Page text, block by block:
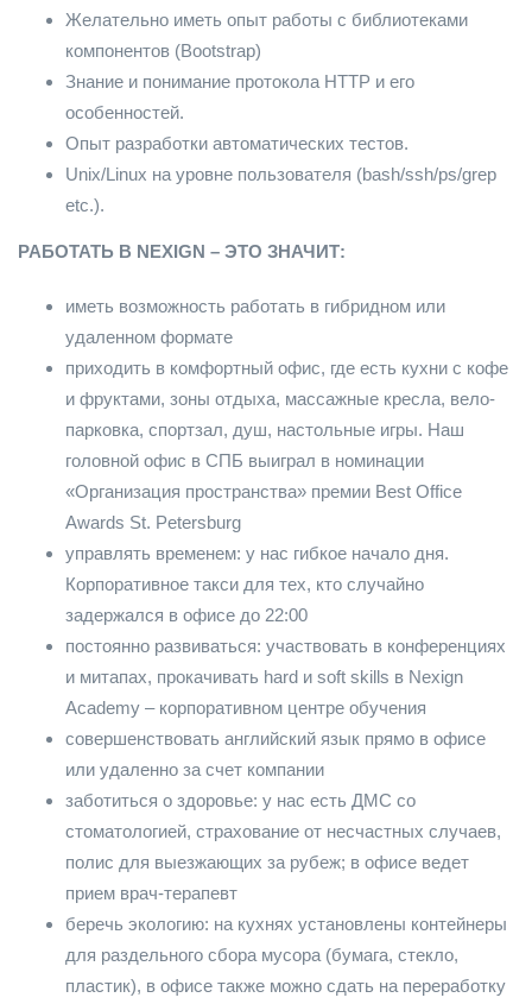
Желательно иметь опыт работы с библиотеками
компонентов (Bootstrap)
Знание и понимание протокола HTTP и его
особенностей.
Опыт разработки автоматических тестов.
Unix/Linux на уровне пользователя (bash/ssh/ps/grep
etc.).
РАБОТАТЬ В NEXIGN – ЭТО ЗНАЧИТ:
иметь возможность работать в гибридном или
удаленном формате
приходить в комфортный офис, где есть кухни с кофе
и фруктами, зоны отдыха, массажные кресла, вело-
парковка, спортзал, душ, настольные игры. Наш
головной офис в СПБ выиграл в номинации
«Организация пространства» премии Best Office
Awards St. Petersburg
управлять временем: у нас гибкое начало дня.
Корпоративное такси для тех, кто случайно
задержался в офисе до 22:00
постоянно развиваться: участвовать в конференциях
и митапах, прокачивать hard и soft skills в Nexign
Academy – корпоративном центре обучения
совершенствовать английский язык прямо в офисе
или удаленно за счет компании
заботиться о здоровье: у нас есть ДМС со
стоматологией, страхование от несчастных случаев,
полис для выезжающих за рубеж; в офисе ведет
прием врач-терапевт
беречь экологию: на кухнях установлены контейнеры
для раздельного сбора мусора (бумага, стекло,
пластик), в офисе также можно сдать на переработку